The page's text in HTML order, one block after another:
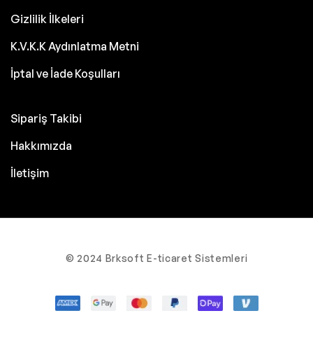
Gizlilik İlkeleri
K.V.K.K Aydınlatma Metni
İptal ve İade Koşulları
Sipariş Takibi
Hakkımızda
İletişim
© 2024 Brksoft E-ticaret Sistemleri